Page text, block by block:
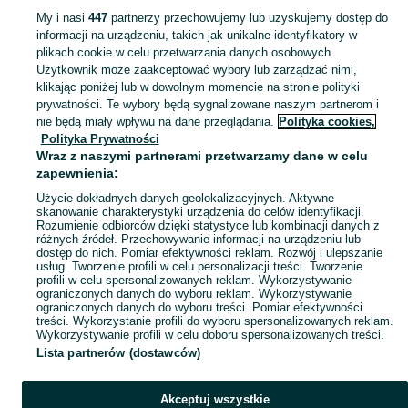
KATEGORIA
domek ogrodowy dla dzieci,basen z kulkami,zabawki ogrodowe,zabawki
Zobacz
Mapa kategorii
Mapa miejscowości
Mapa ministron
Popularne wyszukiwania
My i nasi 447partnerzy przechowujemy lub uzyskujemy dostęp do
informacji na urządzeniu, takich jak unikalne identyfikatory w
plikach cookie w celu przetwarzania danych osobowych.
Użytkownik może zaakceptować wybory lub zarządzać nimi,
klikając poniżej lub w dowolnym momencie na stronie polityki
prywatności. Te wybory będą sygnalizowane naszym partnerom i
nie będą miały wpływu na dane przeglądania. Polityka cookies,
Polityka Prywatności
Wraz z naszymi partnerami przetwarzamy dane w celu
zapewnienia:
Użycie dokładnych danych geolokalizacyjnych. Aktywne
skanowanie charakterystyki urządzenia do celów identyfikacji.
Rozumienie odbiorców dzięki statystyce lub kombinacji danych z
różnych źródeł. Przechowywanie informacji na urządzeniu lub
dostęp do nich. Pomiar efektywności reklam. Rozwój i ulepszanie
usług. Tworzenie profili w celu personalizacji treści. Tworzenie
profili w celu spersonalizowanych reklam. Wykorzystywanie
ograniczonych danych do wyboru reklam. Wykorzystywanie
ograniczonych danych do wyboru treści. Pomiar efektywności
treści. Wykorzystanie profili do wyboru spersonalizowanych reklam.
Wykorzystywanie profili w celu doboru spersonalizowanych treści.
Lista partnerów (dostawców)
Akceptuj wszystkie